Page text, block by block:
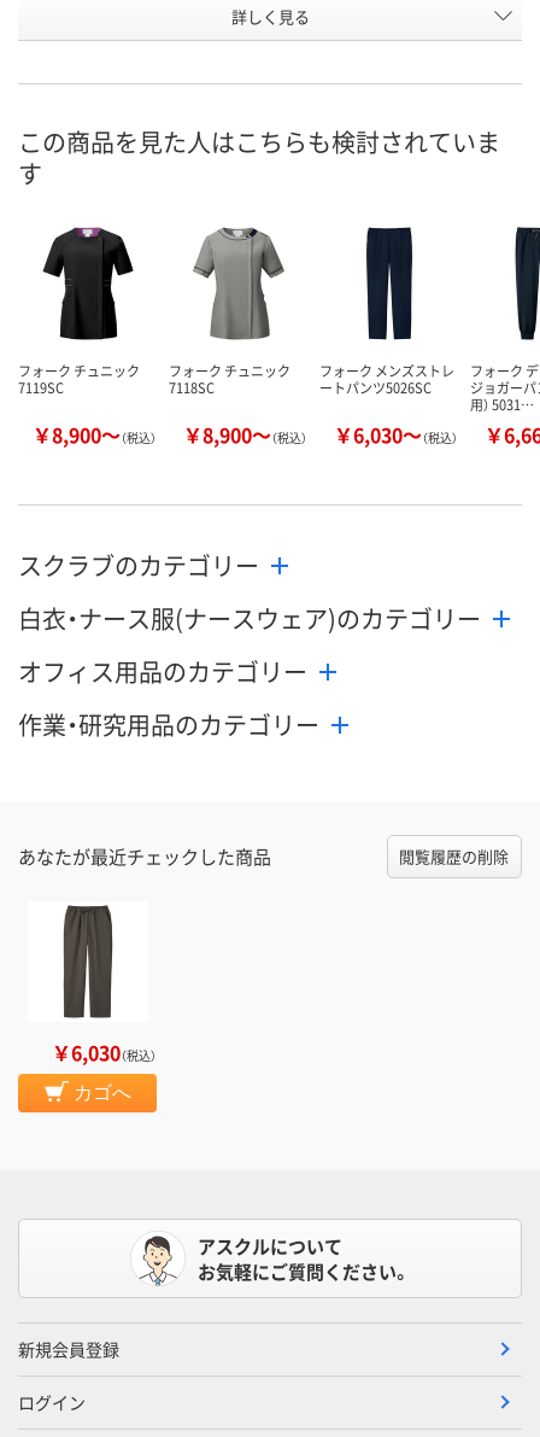
D.ブルー S.ネイビー
号
お届け日
数量
カゴへ カゴへ カ
詳しく見る
この商品を見た人はこちらも検討されていま
す
フォーク チュニック
7119SC
￥8,900～（税込）
フォーク チュニック
7118SC
￥8,900～（税込）
フォーク メンズストレ
ートパンツ5026SC
￥6,030～（税込）
フォーク
ジョガーパ
用） 5031…
￥
スクラブのカテゴリー
白衣・ナース服(ナースウェア)のカテゴリー
オフィス用品のカテゴリー
作業・研究用品のカテゴリー
あなたが最近チェックした商品 閲覧履歴の削除
￥6,030（税込）
カゴへ
アスクルについて
お気軽にご質問ください。
新規会員登録
ログイン